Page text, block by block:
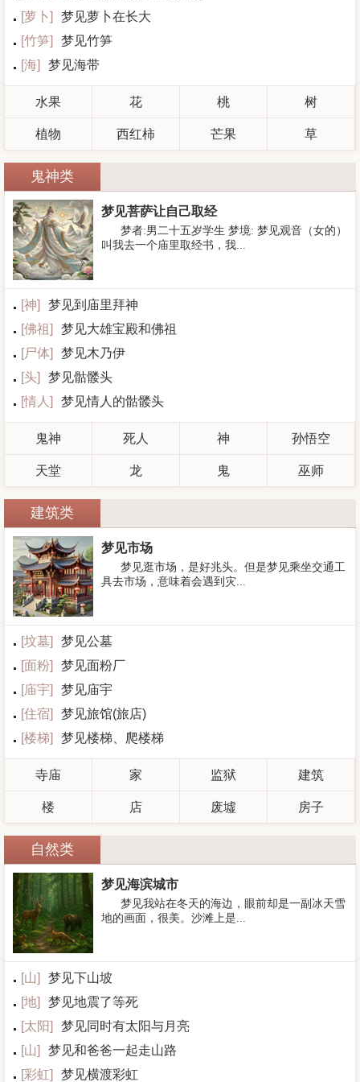
[萝卜]
梦见萝卜在长大
[竹笋]
梦见竹笋
[海] 梦见海带
水果 花 桃 树
植物 西红柿 芒果 草
鬼神类
梦见菩萨让自己取经
梦者:男二十五岁学生 梦境: 梦见观音（女的）
叫我去一个庙里取经书，我...
[神]
梦见到庙里拜神
[佛祖]
梦见大雄宝殿和佛祖
[尸体]
梦见木乃伊
[头]
梦见骷髅头
[情人 ] 梦见情人的骷髅头
鬼神 死人 神 孙悟空
天堂 龙 鬼 巫师
建筑类
梦见市场
梦见逛市场，是好兆头。但是梦见乘坐交通工
具去市场，意味着会遇到灾...
[坟墓]
梦见公墓
[面粉]
梦见面粉厂
[庙宇]
梦见庙宇
[住宿]
梦见旅馆(旅店)
[楼梯] 梦见楼梯、爬楼梯
寺庙 家 监狱 建筑
楼 店 废墟 房子
自然类
梦见海滨城市
梦见我站在冬天的海边，眼前却是一副冰天雪
地的画面，很美。沙滩上是...
[山]
梦见下山坡
[地]
梦见地震了等死
[太阳]
梦见同时有太阳与月亮
[山]
梦见和爸爸一起走山路
[彩虹] 梦见横渡彩虹